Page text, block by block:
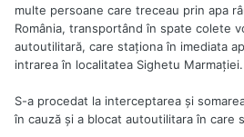
multe persoane care treceau prin apa
România, transportând în spate colete
autoutilitară, care staţiona în imediata
intrarea în localitatea Sighetu Marmaţiei.
S-a procedat la interceptarea şi
în cauză şi a blocat autoutilitara în care